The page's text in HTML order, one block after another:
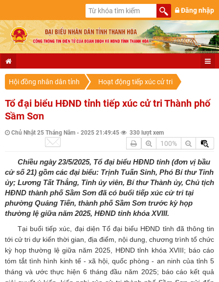
Đăng nhập
Hội đồng nhân dân tỉnh Hoạt động tiếp xúc cử tri
Tổ đại biểu HĐND tỉnh tiếp xúc cử tri Thành phố
Sầm Sơn
Chủ Nhật 25 Tháng Năm - 2025 21:49:45 330 lượt xem
100%
Chiều ngày 23/5/2025, Tổ đại biểu HĐND tỉnh (đơn vị bầu
cử số 21) gồm các đại biểu: Trịnh Tuấn Sinh, Phó Bí thư Tỉnh
ủy; Lương Tất Thắng, Tỉnh ủy viên, Bí thư Thành ủy, Chủ tịch
HĐND thành phố Sầm Sơn đã có buổi tiếp xúc cử tri tại
phường Quảng Tiến, thành phố Sầm Sơn trước kỳ họp
thường lệ giữa năm 2025, HĐND tỉnh khóa XVIII.
Tại buổi tiếp xúc, đại diện Tổ đại biểu HĐND tỉnh đã thông tin
tới cử tri dự kiến thời gian, địa điểm, nội dung, chương trình tổ chức
kỳ họp thường lệ giữa năm 2025, HĐND tỉnh khóa XVIII; báo cáo
tóm tắt tình hình kinh tế - xã hội, quốc phòng - an ninh của tỉnh 5
tháng và ước thực hiện 6 tháng đầu năm 2025; báo cáo kết quả